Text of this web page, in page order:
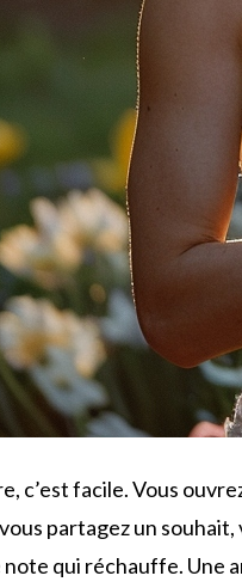
c’est facile. Vous
partagez un souhait,
note qui réchauffe. Une